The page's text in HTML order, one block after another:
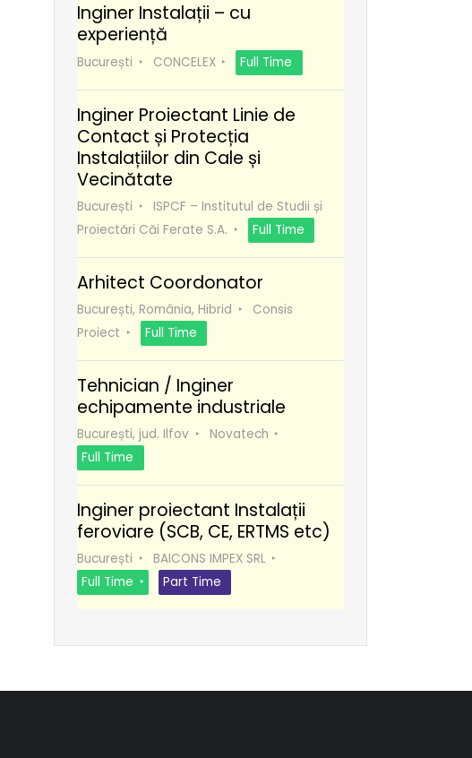
Inginer Instalații – cu
experiență
București CONCELEX Full Time
Inginer Proiectant Linie de
Contact și Protecția
Instalațiilor din Cale și
Vecinătate
București
ISPCF – Institutul de Studii și
Proiectări Căi Ferate S.A.
Full Time
Arhitect Coordonator
București, România, Hibrid
Consis
Proiect
Full Time
Tehnician / Inginer
echipamente industriale
București, jud. Ilfov
Novatech
Full Time
Inginer proiectant Instalații
feroviare (SCB, CE, ERTMS etc)
București
BAICONS IMPEX SRL
Full Time
Part Time